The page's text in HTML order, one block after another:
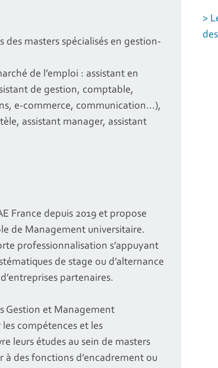
des masters spécialisés en gestion-
de l’emploi : assistant en
de gestion, comptable,
e-commerce, communication...),
assistant manager, assistant
France depuis 2019 et propose
de Management universitaire.
professionnalisation s’appuyant
de stage ou d’alternance
partenaires.
Gestion et Management
compétences et les
leurs études au sein de masters
à des fonctions d’encadrement ou
>